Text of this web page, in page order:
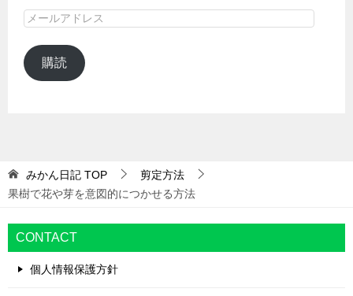
メ
ル
ア
購読
みかん日記 TOP
剪定方法
果樹で花や芽を意図的につかせる方法
CONTACT
個人情報保護方針